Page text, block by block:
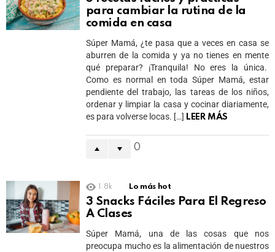
para cambiar la rutina de la
comida en casa
Súper Mamá, ¿te pasa que a veces en casa se
aburren de la comida y ya no tienes en mente
qué preparar? ¡Tranquila! No eres la única.
Como es normal en toda Súper Mamá, estar
pendiente del trabajo, las tareas de los niños,
ordenar y limpiar la casa y cocinar diariamente,
es para volverse locas. […] LEER MÁS
0
1.8k Lo más hot
3 Snacks Fáciles Para El Regreso
A Clases
Súper Mamá, una de las cosas que nos
preocupa mucho es la alimentación de nuestros